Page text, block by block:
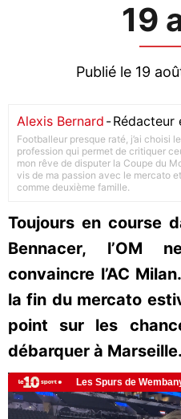
19
Publié le 19
Alexis Bernard -Rédacteur
Footballeur presque raté, j’ai choisi
profession qui permet de critiquer
mon rêve de disputer la Coupe du
vis de ma passion avec le mercato
comme deuxième famille.
Toujours en course
Bennacer, l’OM
convaincre l’AC
la fin du mercato
point sur les
débarquer à Marseille.